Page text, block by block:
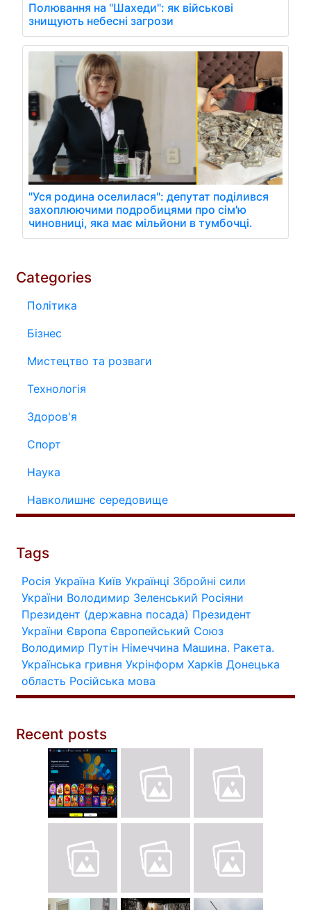
Полювання на "Шахеди": як військові
знищують небесні загрози
"Уся родина оселилася": депутат поділився
захоплюючими подробицями про сім'ю
чиновниці, яка має мільйони в тумбочці.
Categories
Політика
Бізнес
Мистецтво та розваги
Технологія
Здоров'я
Спорт
Наука
Навколишнє середовище
Tags
Росія Україна Київ Українці Збройні сили
України Володимир Зеленський Росіяни
Президент (державна посада) Президент
України Європа Європейський Союз
Володимир Путін Німеччина Машина. Ракета.
Українська гривня Укрінформ Харків Донецька
область Російська мова
Recent posts